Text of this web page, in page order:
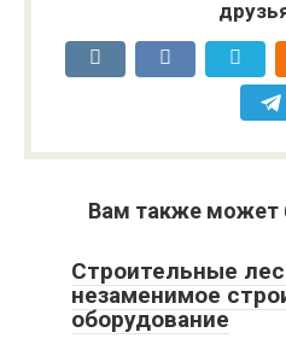
Вам также может
Строительные
незаменимое
оборудование